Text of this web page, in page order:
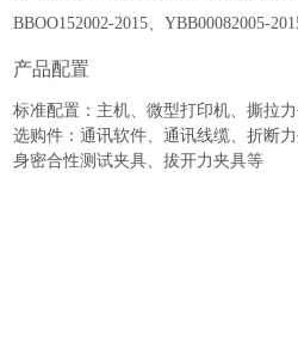
BBOO152002-2015、YBB00082005-
产品配置
标准配置：主机、微型打印机、撕拉力
选购件：通讯软件、通讯线缆、折断
身密合性测试夹具、拔开力夹具等